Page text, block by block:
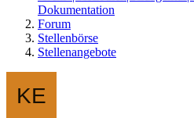
Dokumentation
Forum
Stellenbörse
Stellenangebote